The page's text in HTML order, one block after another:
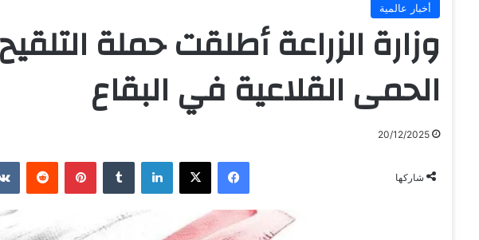
أخبار عالمية
وزارة الزراعة أطلقت حملة
الحمى القلاعية في البقاع
20/12/2025
شاركها
فيسبوك ‫X لينكدإن ‏Tumblr بينتيريست ‏Reddit